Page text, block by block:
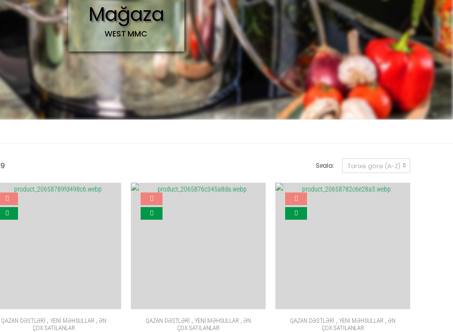
Mağaza
WEST MMC
9 Sırala:
QAZAN DƏSTLƏRİ , YENİ MƏHSULLAR,ƏN
ÇOX SATILANLAR
QAZAN DƏSTLƏRİ , YENİ MƏHSULLAR,ƏN
ÇOX SATILANLAR
QAZAN DƏSTLƏRİ , YENİ MƏHSULLAR,ƏN
ÇOX SATILANLAR